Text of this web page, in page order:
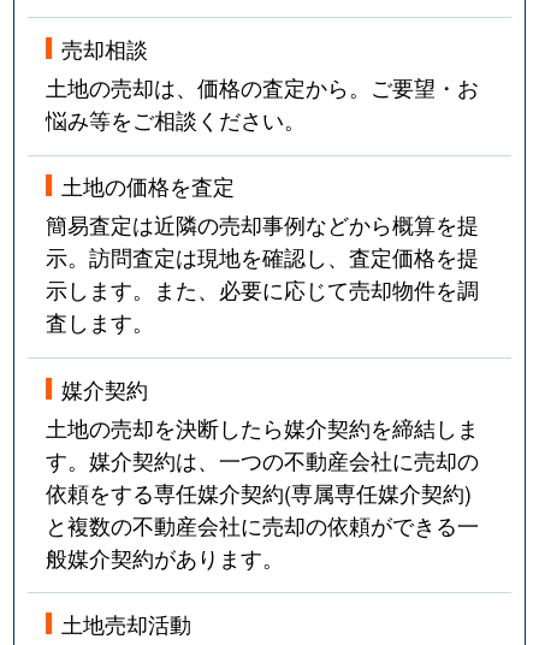
売却相談
土地の売却は、価格の査定から。ご要望・お
悩み等をご相談ください。
土地の価格を査定
簡易査定は近隣の売却事例などから概算を提
示。訪問査定は現地を確認し、査定価格を提
示します。また、必要に応じて売却物件を調
査します。
媒介契約
土地の売却を決断したら媒介契約を締結しま
す。媒介契約は、一つの不動産会社に売却の
依頼をする専任媒介契約(専属専任媒介契約)
と複数の不動産会社に売却の依頼ができる一
般媒介契約があります。
土地売却活動